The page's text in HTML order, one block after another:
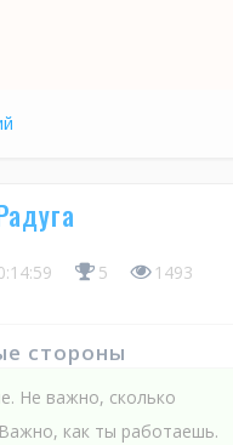
5 1493
стороны
Не важно, сколько
как ты работаешь.